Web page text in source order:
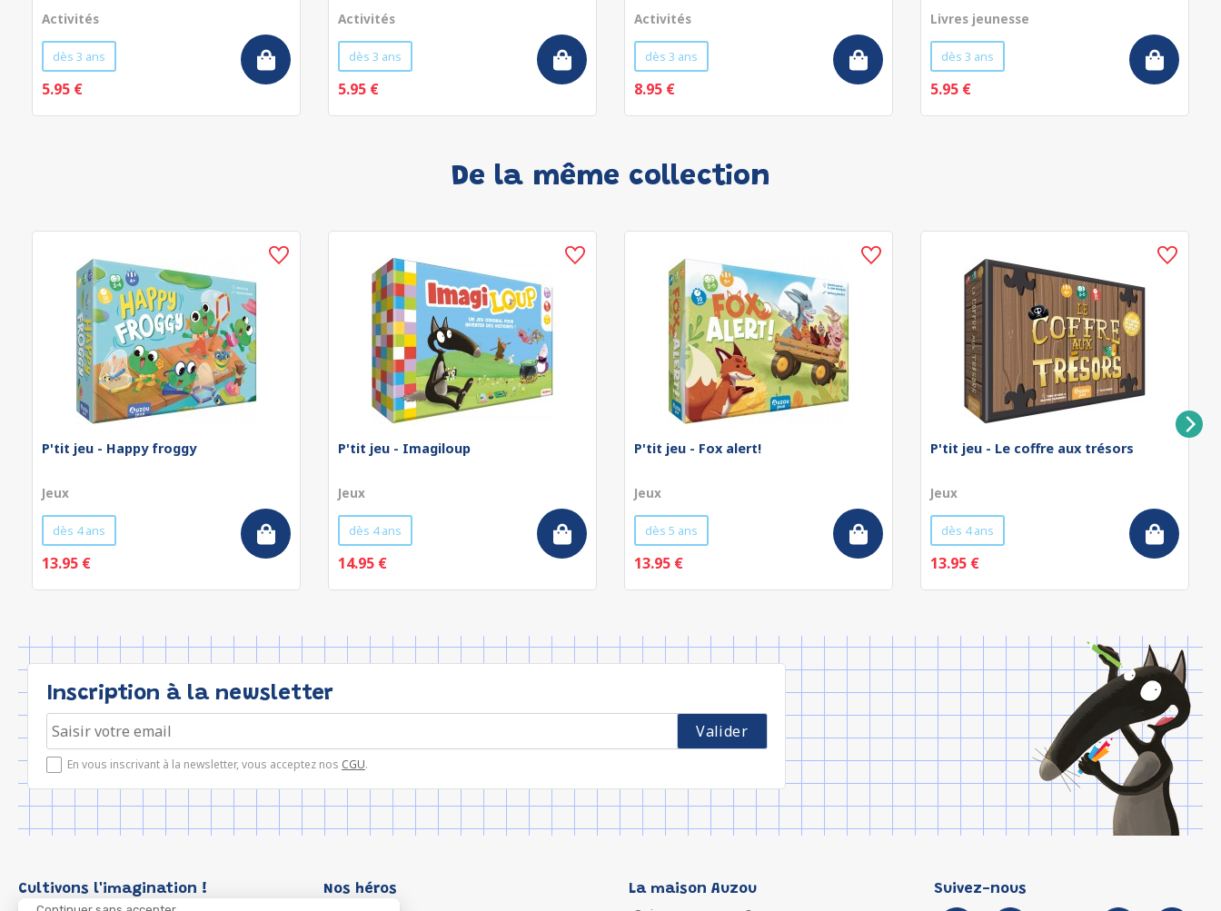
Activités
dès 3 ans
5.95 €
Activités
dès 3 ans
5.95 €
Activités
dès 3 ans
8.95 €
Livres jeunesse
dès 3 ans
5.95 €
De la même collection
P'tit jeu - Happy froggy
Jeux
dès 4 ans
13.95 €
P'tit jeu - Imagiloup
Jeux
dès 4 ans
14.95 €
P'tit jeu - Fox alert!
Jeux
dès 5 ans
13.95 €
P'tit jeu - Le coffre aux trésors
Jeux
dès 4 ans
13.95 €
Inscription à la newsletter
En vous inscrivant à la newsletter, vous acceptez nos CGU.
Cultivons l'imagination ! Nos héros La maison Auzou Suivez-nous